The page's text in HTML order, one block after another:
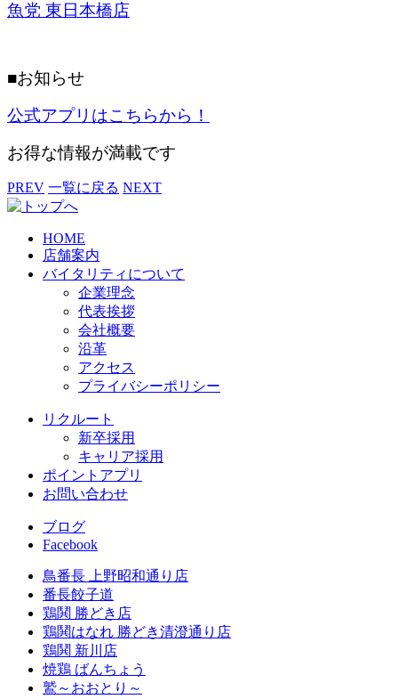
魚党 東日本橋店
■お知らせ
公式アプリはこちらから！
お得な情報が満載です
PREV 一覧に戻る NEXT
HOME
店舗案内
バイタリティについて
企業理念
代表挨拶
会社概要
沿革
アクセス
プライバシーポリシー
リクルート
新卒採用
キャリア採用
ポイントアプリ
お問い合わせ
ブログ
Facebook
鳥番長 上野昭和通り店
番長餃子道
鶏鬨 勝どき店
鶏鬨はなれ 勝どき清澄通り店
鶏鬨 新川店
焼鶏 ばんちょう
鷲～おおとり～